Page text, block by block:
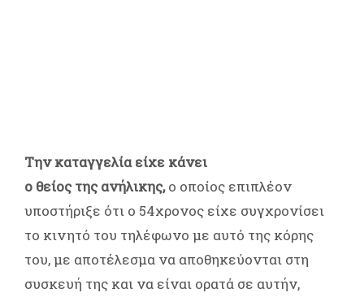
Την καταγγελία είχε κάνει
ο θείος της ανήλικης,ο οποίος επιπλέον
υποστήριξε ότι ο 54χρονος είχε συγχρονίσει
το κινητό του τηλέφωνο με αυτό της κόρης
του, με αποτέλεσμα να αποθηκεύονται στη
συσκευή της και να είναι ορατά σε αυτήν,